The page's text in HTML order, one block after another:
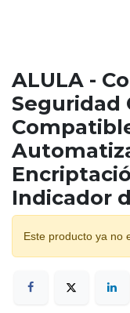
ALULA -
Seguridad
Indicador
Este producto ya no